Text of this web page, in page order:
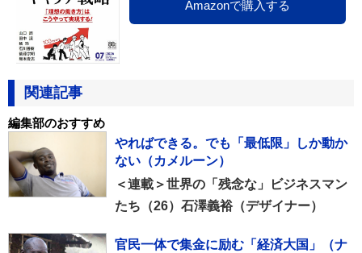
Amazonで購入する
関連記事
編集部のおすすめ
やればできる。でも「最低限」しか動か
ない（カメルーン）
＜連載＞世界の「残念な」ビジネスマン
たち（26）石澤義裕（デザイナー）
官民一体で集金に励む「経済大国」（ナ